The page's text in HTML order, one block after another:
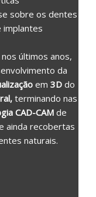
sobre os dentes
implantes
últimos anos,
da
em 3Ddo
terminando nas
CAD-CAMde
ainda recobertas
naturais.